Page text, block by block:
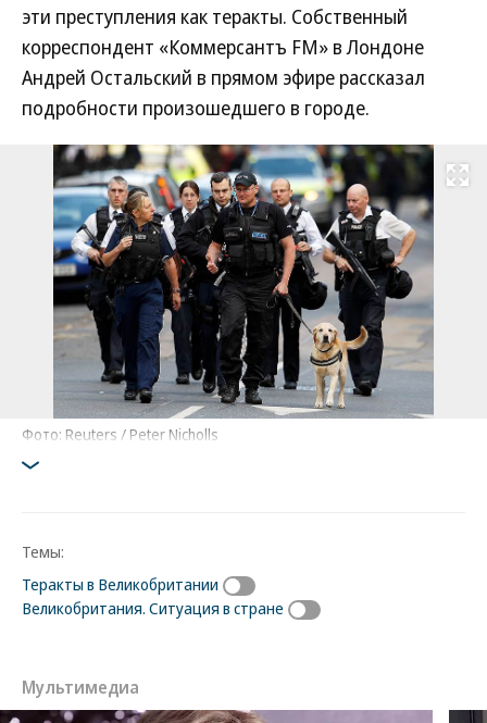
эти преступления как теракты. Собственный
корреспондент «Коммерсантъ FM» в Лондоне
Андрей Остальский в прямом эфире рассказал
подробности произошедшего в городе.
Развернуть
Фото: Reuters / Peter Nicholls
Темы:
Теракты в Великобритании
Великобритания. Ситуация в стране
Мультимедиа